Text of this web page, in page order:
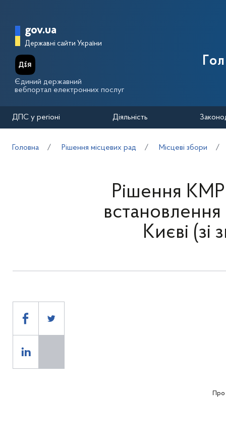
Головна сторінка Державної
gov.ua
Державні сайти України
Єдиний державний
вебпортал електронних послуг
ДПС у регіоні Діяльність
Головна Рішення місцевих рад Місцеві збори
Рішення
встановлення
Києві
Про